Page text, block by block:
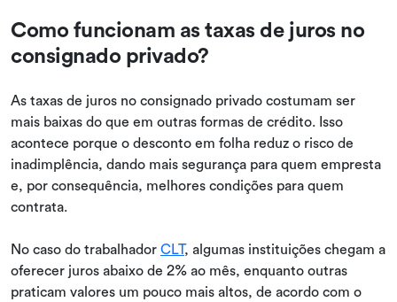
Como funcionam as taxas de juros no
consignado privado?
As taxas de juros no consignado privado costumam ser
mais baixas do que em outras formas de crédito. Isso
acontece porque o desconto em folha reduz o risco de
inadimplência, dando mais segurança para quem empresta
e, por consequência, melhores condições para quem
contrata.
No caso do trabalhador CLT, algumas instituições chegam a
oferecer juros abaixo de 2% ao mês, enquanto outras
praticam valores um pouco mais altos, de acordo com o